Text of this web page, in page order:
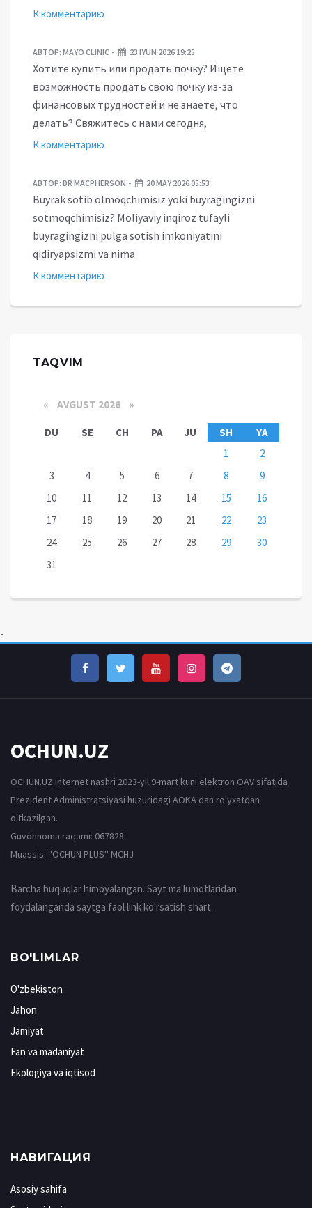
К комментарию
АВТОР: MAYO CLINIC 23 IYUN 2026 19:25
Хотите купить или продать почку? Ищете
возможность продать свою почку из-за
финансовых трудностей и не знаете, что
делать? Свяжитесь с нами сегодня,
К комментарию
АВТОР: DR MACPHERSON 20 MAY 2026 05:53
Buyrak sotib olmoqchimisiz yoki buyragingizni
sotmoqchimisiz? Moliyaviy inqiroz tufayli
buyragingizni pulga sotish imkoniyatini
qidiryapsizmi va nima
К комментарию
TAQVIM
« AVGUST 2026 »
DU SE CH PA JU SH
YA
1
2
3
4 5 6 7 8
9
10
11 12 13 14 15
16
17
18 19 20 21 22
23
24
25 26 27 28 29
30
31
-
OCHUN.UZ
OCHUN.UZ internet nashri 2023-yil 9-mart kuni elektron OAV sifatida
Prezident Administratsiyasi huzuridagi AOKA dan ro'yxatdan
o'tkazilgan.
Guvohnoma raqami: 067828
Muassis: ''OCHUN PLUS'' MCHJ
Barcha huquqlar himoyalangan. Sayt ma'lumotlaridan
foydalanganda saytga faol link ko'rsatish shart.
BO'LIMLAR
O'zbekiston
Jahon
Jamiyat
Fan va madaniyat
Ekologiya va iqtisod
НАВИГАЦИЯ
Asosiy sahifa